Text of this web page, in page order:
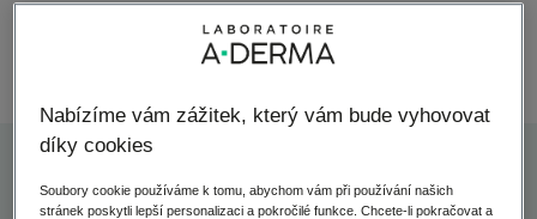
zjistily jiné příčiny, které mohou vyžadovat lékařskou
pomoc. Zde pro vás máme několik tipů, jak zmírnit svědění
a pečovat o pokožku před porodem (a dokonce i po něm).
Nabízíme vám zážitek, který vám bude vyhovovat
díky cookies
Soubory cookie používáme k tomu, abychom vám při používání našich
stránek poskytli lepší personalizaci a pokročilé funkce. Chcete-li pokračovat a